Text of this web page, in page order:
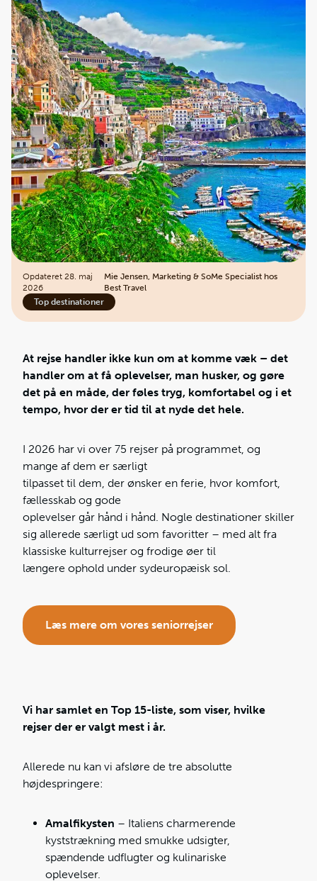
Opdateret 28. maj
2026
Mie Jensen, Marketing & SoMe Specialist hos
Best Travel
Top destinationer
At rejse handler ikke kun om at komme væk – det
handler om at få oplevelser, man husker, og gøre
det på en måde, der føles tryg, komfortabel og i et
tempo, hvor der er tid til at nyde det hele.
I 2026 har vi over 75 rejser på programmet, og
mange af dem er særligt
tilpasset til dem, der ønsker en ferie, hvor komfort,
fællesskab og gode
oplevelser går hånd i hånd. Nogle destinationer skiller
sig allerede særligt ud som favoritter – med alt fra
klassiske kulturrejser og frodige øer til
længere ophold under sydeuropæisk sol.
Læs mere om vores seniorrejser
Vi har samlet en Top 15-liste, som viser, hvilke
rejser der er valgt mest i år.
Allerede nu kan vi afsløre de tre absolutte
højdespringere:
Amalfikysten – Italiens charmerende
kyststrækning med smukke udsigter,
spændende udflugter og kulinariske
oplevelser.